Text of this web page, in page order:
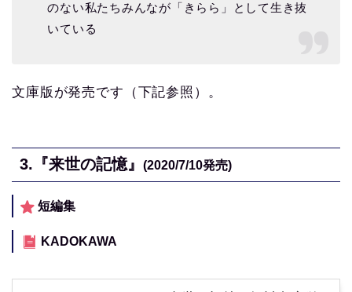
のない私たちみんなが「きらら」として生き抜
いている
文庫版が発売です（下記参照）。
3. 『来世の記憶』 (2020/7/10発売)
短編集
KADOKAWA